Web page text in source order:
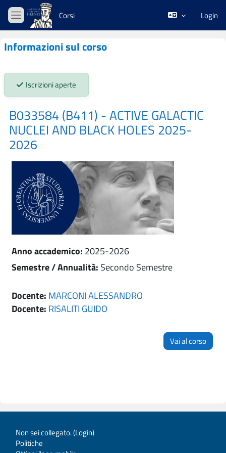
Vai al contenuto principale
Pannello laterale
Corsi Login
Informazioni sul corso
Stato iscrizioni:
Iscrizioni aperte
B033584 (B411) - ACTIVE GALACTIC
NUCLEI AND BLACK HOLES 2025-
2026
Anno accademico: 2025-2026
Semestre / Annualità: Secondo Semestre
Docente: MARCONI ALESSANDRO
Docente: RISALITI GUIDO
Vai al corso
Non sei collegato. (Login)
Politiche